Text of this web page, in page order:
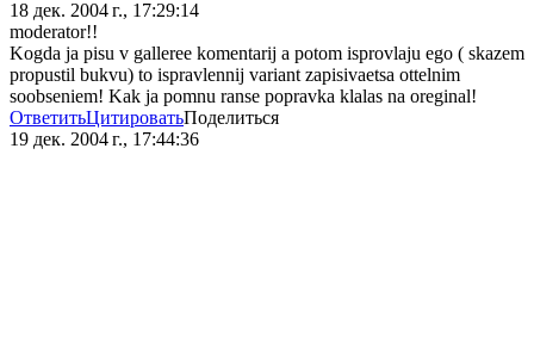
18 дек. 2004 г., 17:29:14
moderator!!
Kogda ja pisu v galleree komentarij a potom isprovlaju ego ( skazem
propustil bukvu) to ispravlennij variant zapisivaetsa ottelnim
soobseniem! Kak ja pomnu ranse popravka klalas na oreginal!
ОтветитьЦитироватьПоделиться
19 дек. 2004 г., 17:44:36